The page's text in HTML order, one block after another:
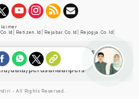
Retizen.id Rejabar.co.id Rejogja.co.id
oleh Dewan Pers
DP-Verifikasi/K/XII/2022
data/perusahaanpers
- All Rights Reserved.